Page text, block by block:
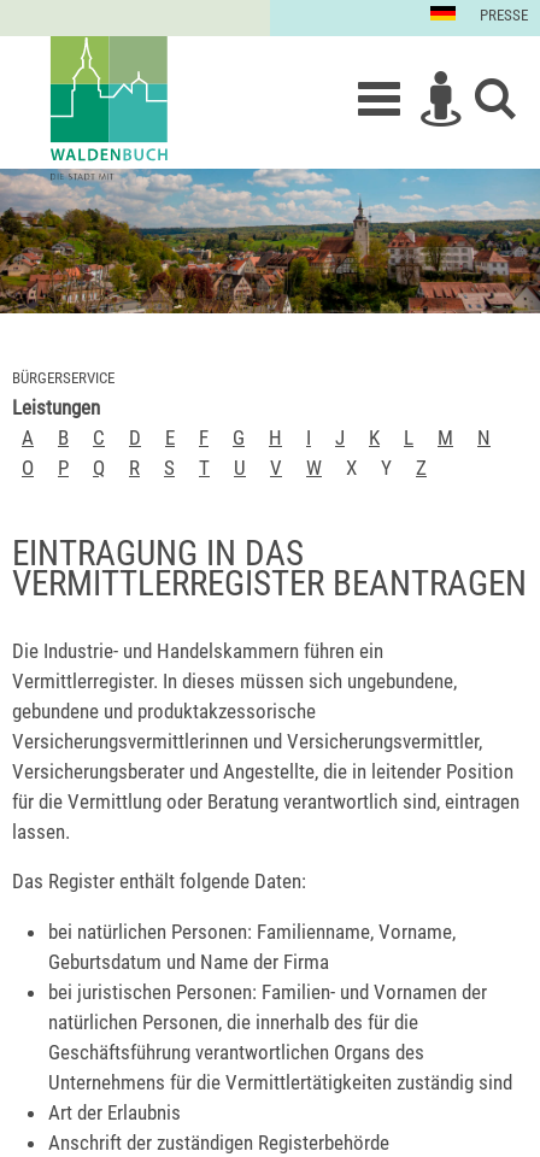
PRESSE
BÜRGERSERVICE
Leistungen
A
B C D E F G H I J K L M
N
O
P Q R S T U V W X Y Z
EINTRAGUNG IN DAS
VERMITTLERREGISTER BEANTRAGEN
Die Industrie- und Handelskammern führen ein
Vermittlerregister. In dieses müssen sich ungebundene,
gebundene und produktakzessorische
Versicherungsvermittlerinnen und Versicherungsvermittler,
Versicherungsberater und Angestellte, die in leitender Position
für die Vermittlung oder Beratung verantwortlich sind, eintragen
lassen.
Das Register enthält folgende Daten:
bei natürlichen Personen: Familienname, Vorname,
Geburtsdatum und Name der Firma
bei juristischen Personen: Familien- und Vornamen der
natürlichen Personen, die innerhalb des für die
Geschäftsführung verantwortlichen Organs des
Unternehmens für die Vermittlertätigkeiten zuständig sind
Art der Erlaubnis
Anschrift der zuständigen Registerbehörde